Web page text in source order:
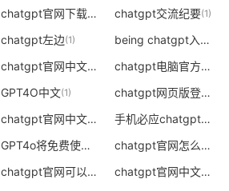
chatgpt官网下载电脑版 (0)
chatgpt交流纪要(1)
(0)
chatgpt左边(1) being chatgpt入口
(0) chatgpt官网中文网页版 (0)
chatgpt电脑官方下载地址
(0)
GPT4O中文(1) chatgpt网页版登入口
(1) chatgpt官网中文版免费版 (0) 手机必应chatgpt入口
GPT4o将免费使用
chatgpt官网怎么打不开
(1) chatgpt官网可以登录吗 (0) chatgpt官网中文版怎么用